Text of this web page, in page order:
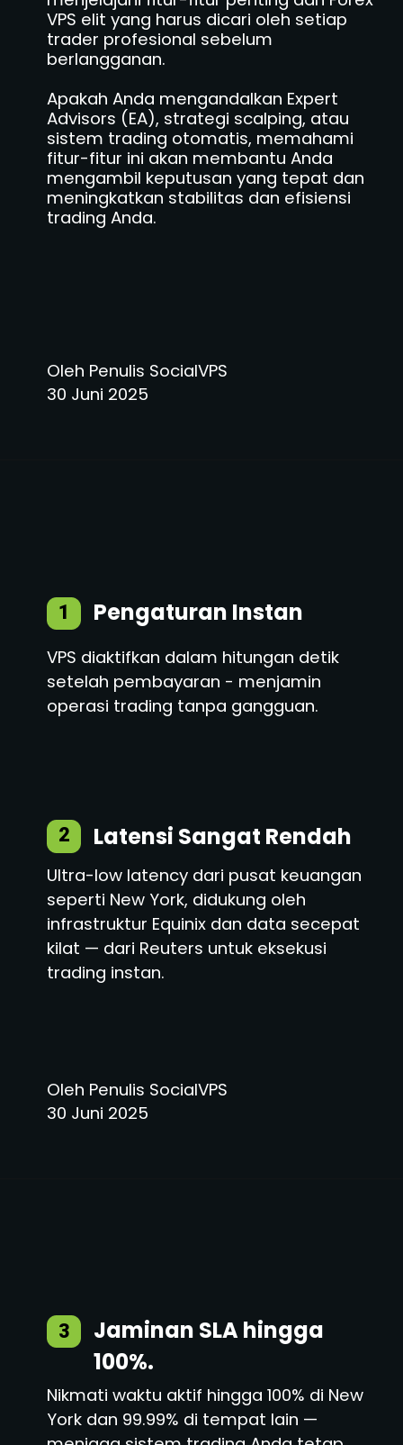
VPS elit yang harus dicari oleh setiap
trader profesional sebelum
berlangganan.
Apakah Anda mengandalkan Expert
Advisors (EA), strategi scalping, atau
sistem trading otomatis, memahami
fitur-fitur ini akan membantu Anda
mengambil keputusan yang tepat dan
meningkatkan stabilitas dan efisiensi
trading Anda.
Oleh Penulis SocialVPS
30 Juni 2025
Pengaturan Instan
1
Latensi Sangat Rendah
2
VPS diaktifkan dalam hitungan detik
setelah pembayaran - menjamin
operasi trading tanpa gangguan.
Oleh Penulis SocialVPS
30 Juni 2025
Ultra-low latency dari pusat keuangan
seperti New York, didukung oleh
infrastruktur Equinix dan data secepat
kilat — dari Reuters untuk eksekusi
trading instan.
Jaminan SLA hingga
100%.
3
Nikmati waktu aktif hingga 100% di New
York dan 99.99% di tempat lain —